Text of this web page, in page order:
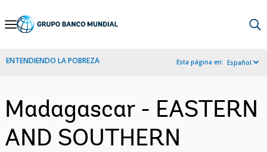
Skip
Navigation
ENTENDIENDO LA POBREZA Esta página en: Español
Madagascar - EASTERN
AND SOUTHERN